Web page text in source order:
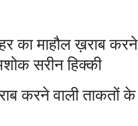
का माहौल ख़राब करने
सरीन हिक्की
करने वाली ताकतों के